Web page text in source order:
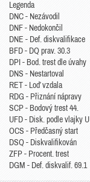
Legenda
DNC - Nezávodil
DNF - Nedokončil
DNE - Def. diskvalifikace
BFD - DQ prav. 30.3
DPI - Bod. trest dle úvahy
DNS - Nestartoval
RET - Loď vzdala
RDG - Přiznání nápravy
SCP - Bodový trest 44.
UFD - Disk. podle vlajky U
OCS - Předčasný start
DSQ - Diskvalifikován
ZFP - Procent. trest
DGM - Def. diskvalif. 69.1